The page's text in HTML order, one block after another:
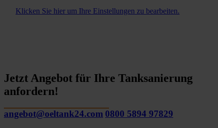
Klicken Sie hier um Ihre Einstellungen zu bearbeiten.
Jetzt Angebot für Ihre Tanksanierung
anfordern!
angebot@oeltank24.com 0800 5894 97829